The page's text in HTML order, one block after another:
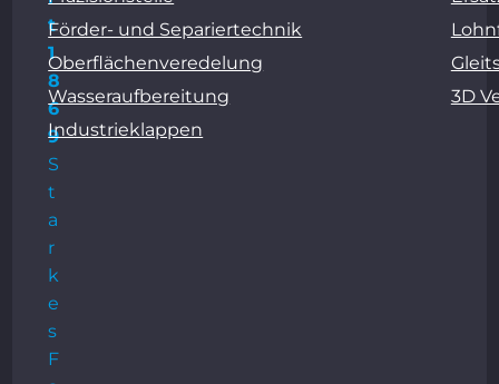
t
1
8
6
9
S
t
a
r
k
e
s
F
Förder- und Separiertechnik
Oberflächenveredelung
Wasseraufbereitung
Industrieklappen
3D